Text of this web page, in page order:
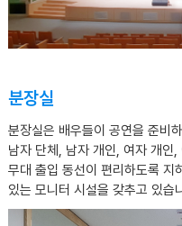
분장실
분장실은 배우들이 공연을 준비
남자 단체, 남자 개인, 여자 개인
무대 출입 동선이 편리하도록 지
있는 모니터 시설을 갖추고 있습